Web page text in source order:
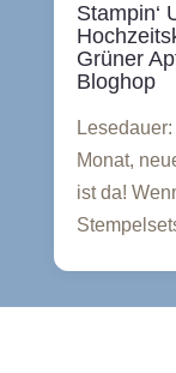
Stampin‘
Grüner
Bloghop
Monat,
ist da!